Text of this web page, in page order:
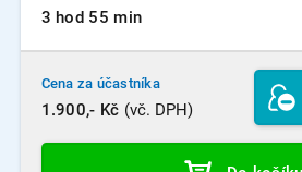
3 hod 55 min
Cena za účastníka
1.900,- Kč (vč. DPH)